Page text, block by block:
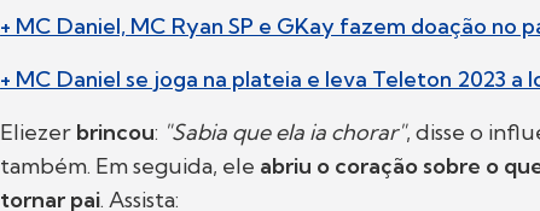
+ MC Daniel, MC Ryan SP e GKay fazem doação no
+ MC Daniel se joga na plateia e leva Teleton 2023 a
Eliezer brincou: "Sabia que ela ia chorar", disse o
também. Em seguida, ele abriu o coração sobre o
tornar pai. Assista: